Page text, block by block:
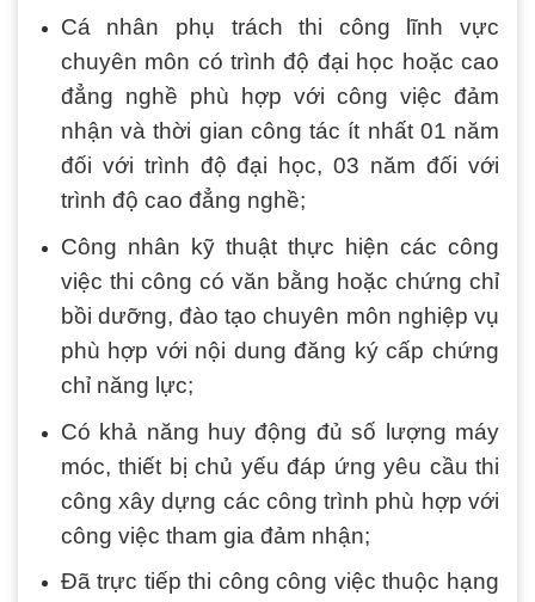
Cá nhân phụ trách thi công lĩnh vực
chuyên môn có trình độ đại học hoặc cao
đẳng nghề phù hợp với công việc đảm
nhận và thời gian công tác ít nhất 01 năm
đối với trình độ đại học, 03 năm đối với
trình độ cao đẳng nghề;
Công nhân kỹ thuật thực hiện các công
việc thi công có văn bằng hoặc chứng chỉ
bồi dưỡng, đào tạo chuyên môn nghiệp vụ
phù hợp với nội dung đăng ký cấp chứng
chỉ năng lực;
Có khả năng huy động đủ số lượng máy
móc, thiết bị chủ yếu đáp ứng yêu cầu thi
công xây dựng các công trình phù hợp với
công việc tham gia đảm nhận;
Đã trực tiếp thi công công việc thuộc hạng